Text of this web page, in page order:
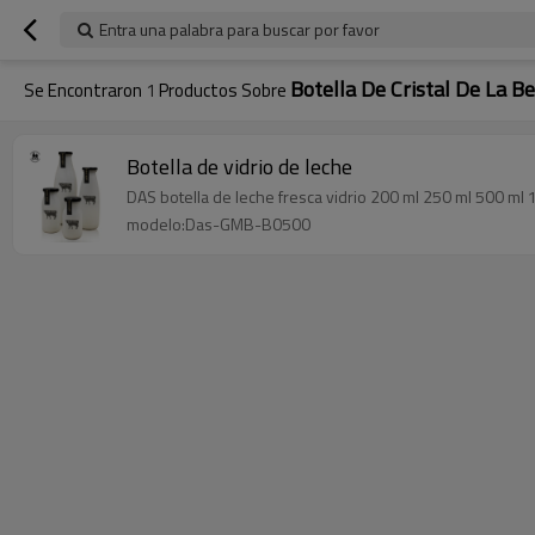
Entra una palabra para buscar por favor
Se Encontraron 1 Productos Sobre Botella De Cristal De La
Botella de vidrio de leche
DAS botella de leche fresca vidrio 200 ml 250 ml 500 ml
modelo:Das-GMB-B0500